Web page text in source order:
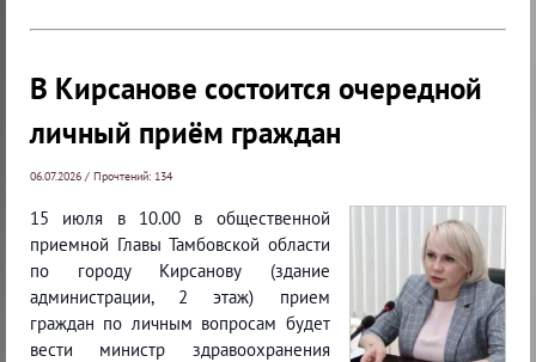
В Кирсанове состоится очередной
личный приём граждан
06.07.2026 / Прочтений: 134
15 июля в 10.00 в общественной
приемной Главы Тамбовской области
по городу Кирсанову (здание
администрации, 2 этаж) прием
граждан по личным вопросам будет
вести министр здравоохранения